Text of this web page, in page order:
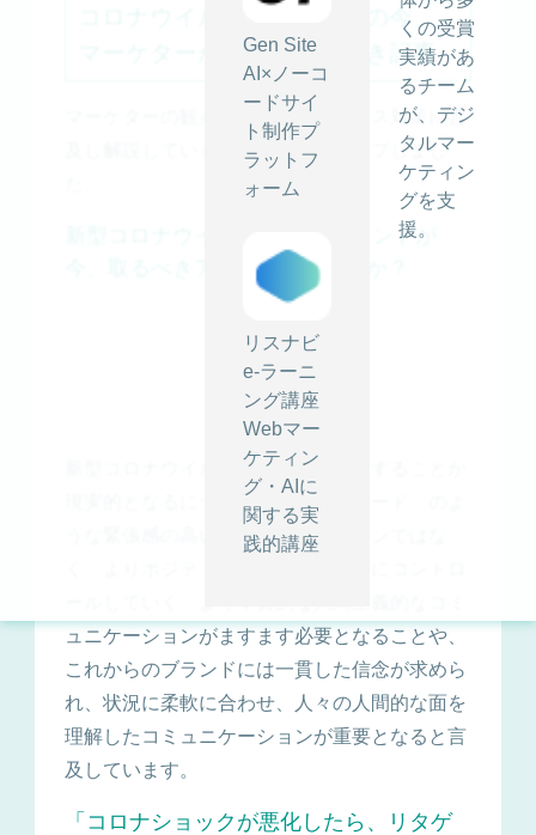
Gen Site
AI×ノーコ
ードサイ
ト制作プ
ラットフ
ォーム
リスナビ
e-ラーニ
ング講座
Webマー
ケティン
グ・AIに
関する実
践的講座
くの受賞
実績があ
るチーム
が、デジ
タルマー
ケティン
グを支
援。
コロナウイルス感染拡大下の今、
マーケターが読んでおくべき記事
マーケターの観点からコロナウイルス対策に言
及し解説している記事をピックアップしまし
新型コロナウイルスの危機 ブランドが
今、取るべきアクションとは何か？
新型コロナウイルスの問題が長期化することが
現実的となるにつれ、「緊急事態モード」のよ
うな緊張感の高いコミュニケーションではな
ュニケーションがますます必要となることや、
これからのブランドには一貫した信念が求めら
れ、状況に柔軟に合わせ、人々の人間的な面を
理解したコミュニケーションが重要となると言
及しています。
「コロナショックが悪化したら、リタゲ